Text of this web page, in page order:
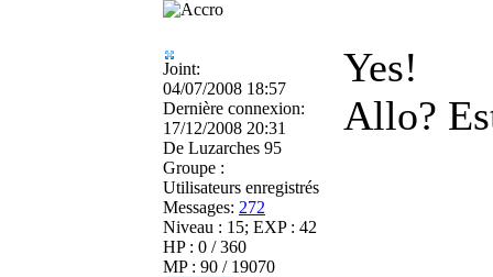
Joint:
04/07/2008 18:57
Dernière connexion:
17/12/2008 20:31
De Luzarches 95
Groupe :
Utilisateurs enregistrés
Messages: 272
Niveau : 15; EXP : 42
HP : 0 / 360
MP : 90 / 19070
Yes!
Allo?